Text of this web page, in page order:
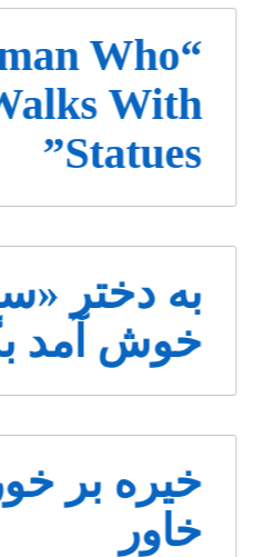
Who
With
Statues”
به دختر
خوش آمد
خیره بر
خاور